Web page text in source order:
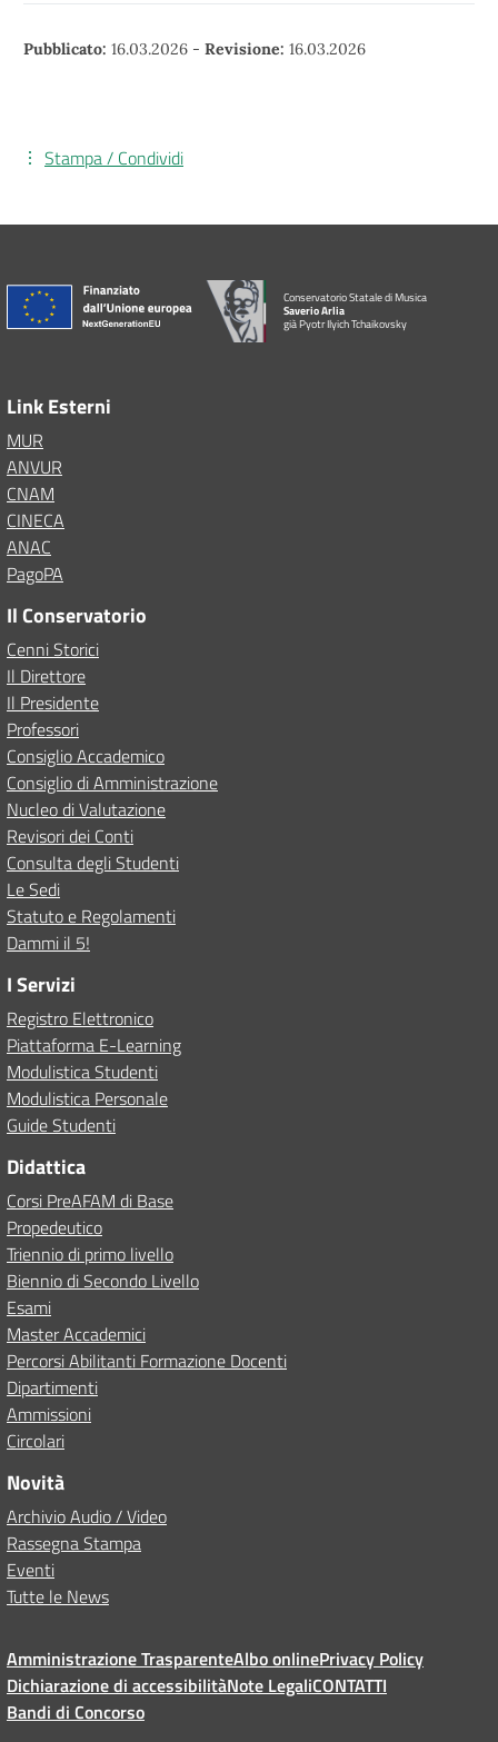
Pubblicato: 16.03.2026 - Revisione: 16.03.2026
Stampa / Condividi
Conservatorio Statale di Musica
Saverio Arlia
già Pyotr Ilyich Tchaikovsky
Link Esterni
MUR
ANVUR
CNAM
CINECA
ANAC
PagoPA
Il Conservatorio
Cenni Storici
Il Direttore
Il Presidente
Professori
Consiglio Accademico
Consiglio di Amministrazione
Nucleo di Valutazione
Revisori dei Conti
Consulta degli Studenti
Le Sedi
Statuto e Regolamenti
Dammi il 5!
I Servizi
Registro Elettronico
Piattaforma E-Learning
Modulistica Studenti
Modulistica Personale
Guide Studenti
Didattica
Corsi PreAFAM di Base
Propedeutico
Triennio di primo livello
Biennio di Secondo Livello
Esami
Master Accademici
Percorsi Abilitanti Formazione Docenti
Dipartimenti
Ammissioni
Circolari
Novità
Archivio Audio / Video
Rassegna Stampa
Eventi
Tutte le News
Amministrazione TrasparenteAlbo onlinePrivacy Policy
Dichiarazione di accessibilitàNote LegaliCONTATTI
Bandi di Concorso